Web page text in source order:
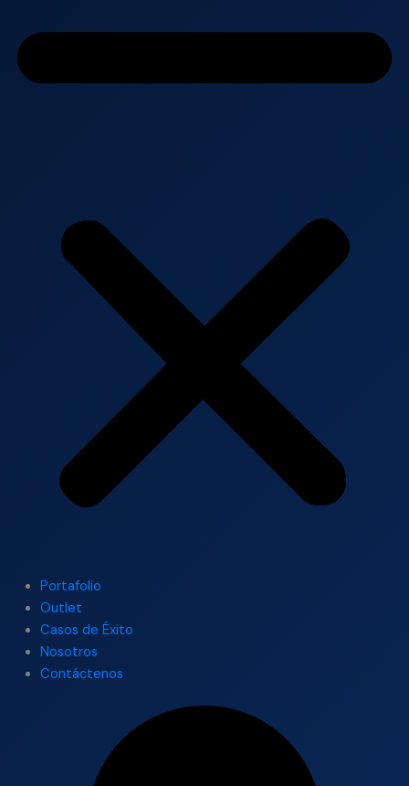
Portafolio
Outlet
Casos de Éxito
Nosotros
Contáctenos